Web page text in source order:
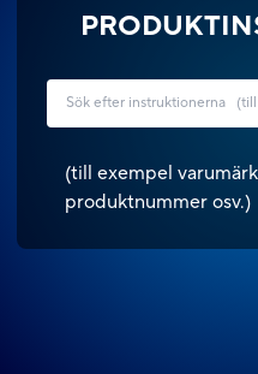
(till exempel
produktnummer osv.)